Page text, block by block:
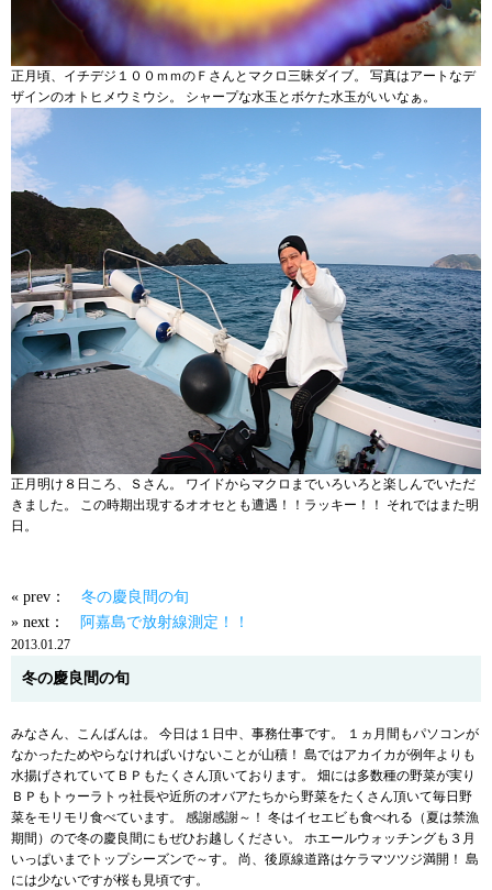
正月頃、イチデジ１００ｍｍのＦさんとマクロ三昧ダイブ。 写真はアートなデ
ザインのオトヒメウミウシ。 シャープな水玉とボケた水玉がいいなぁ。
正月明け８日ころ、Ｓさん。 ワイドからマクロまでいろいろと楽しんでいただ
きました。 この時期出現するオオセとも遭遇！！ラッキー！！ それではまた明
日。
« prev： 冬の慶良間の旬
» next：
阿嘉島で放射線測定！！
2013.01.27
冬の慶良間の旬
みなさん、こんばんは。 今日は１日中、事務仕事です。 １ヵ月間もパソコンが
なかったためやらなければいけないことが山積！ 島ではアカイカが例年よりも
水揚げされていてＢＰもたくさん頂いております。 畑には多数種の野菜が実り
ＢＰもトゥーラトゥ社長や近所のオバアたちから野菜をたくさん頂いて毎日野
菜をモリモリ食べています。 感謝感謝～！ 冬はイセエビも食べれる（夏は禁漁
期間）ので冬の慶良間にもぜひお越しください。 ホエールウォッチングも３月
いっぱいまでトップシーズンで～す。 尚、後原線道路はケラマツツジ満開！ 島
には少ないですが桜も見頃です。